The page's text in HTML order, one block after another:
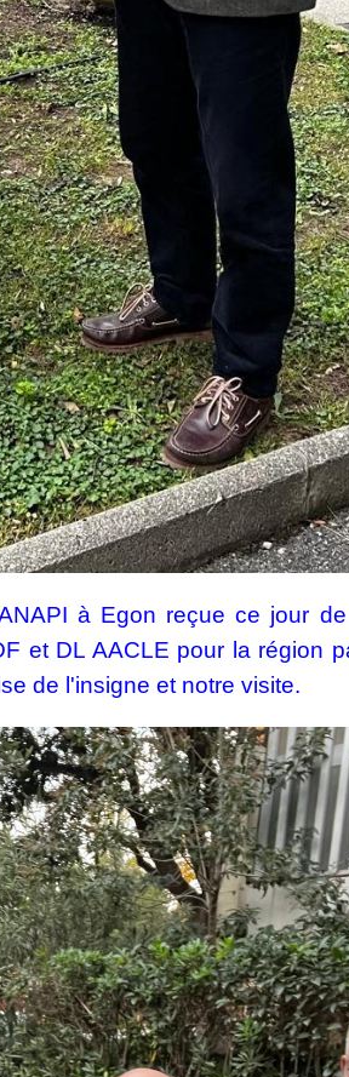
à Egon reçue ce jour
et DL AACLE pour la région
de l'insigne et notre visite.